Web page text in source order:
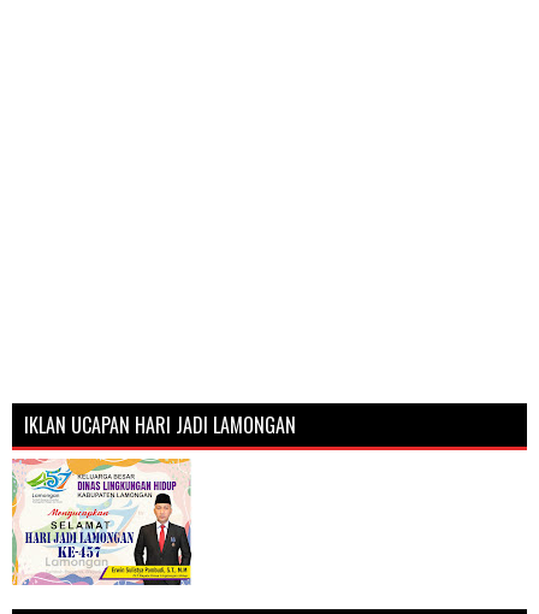
IKLAN UCAPAN HARI JADI LAMONGAN